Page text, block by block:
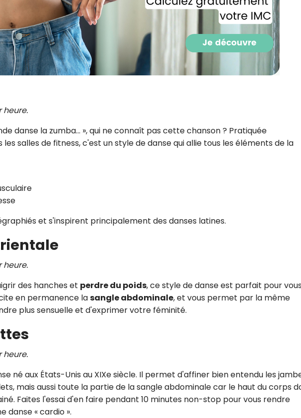
heure.
danse la zumba… », qui ne connaît pas cette chanson ? Pratiquée
salles de fitness, c'est un style de danse qui allie tous les éléments de la
et s'inspirent principalement des danses latines.
heure.
des hanches et perdre du poids, ce style de danse est parfait pour
en permanence lasangle abdominale, et vous permet par la même
plus sensuelle et d'exprimer votre féminité.
heure.
né aux États-Unis au XIXe siècle. Il permet d'affiner bien entendu les
mais aussi toute la partie de la sangle abdominale car le haut du corps
Faites l'essai d'en faire pendant 10 minutes non-stop pour vous rendre
danse « cardio ».
CROQ.
Je consens à ce que la société
Prisma Players analyse le taux
des courriels pour mesurer et
Je reçois mon cadeau !